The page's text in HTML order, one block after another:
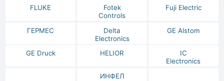
FLUKE
Fotek
Controls
Fuji Electric
ГЕРМЕС
Delta
Electronics
GE Alstom
GE Druck HELIOR
IC
Electronics
ИНФЕЛ